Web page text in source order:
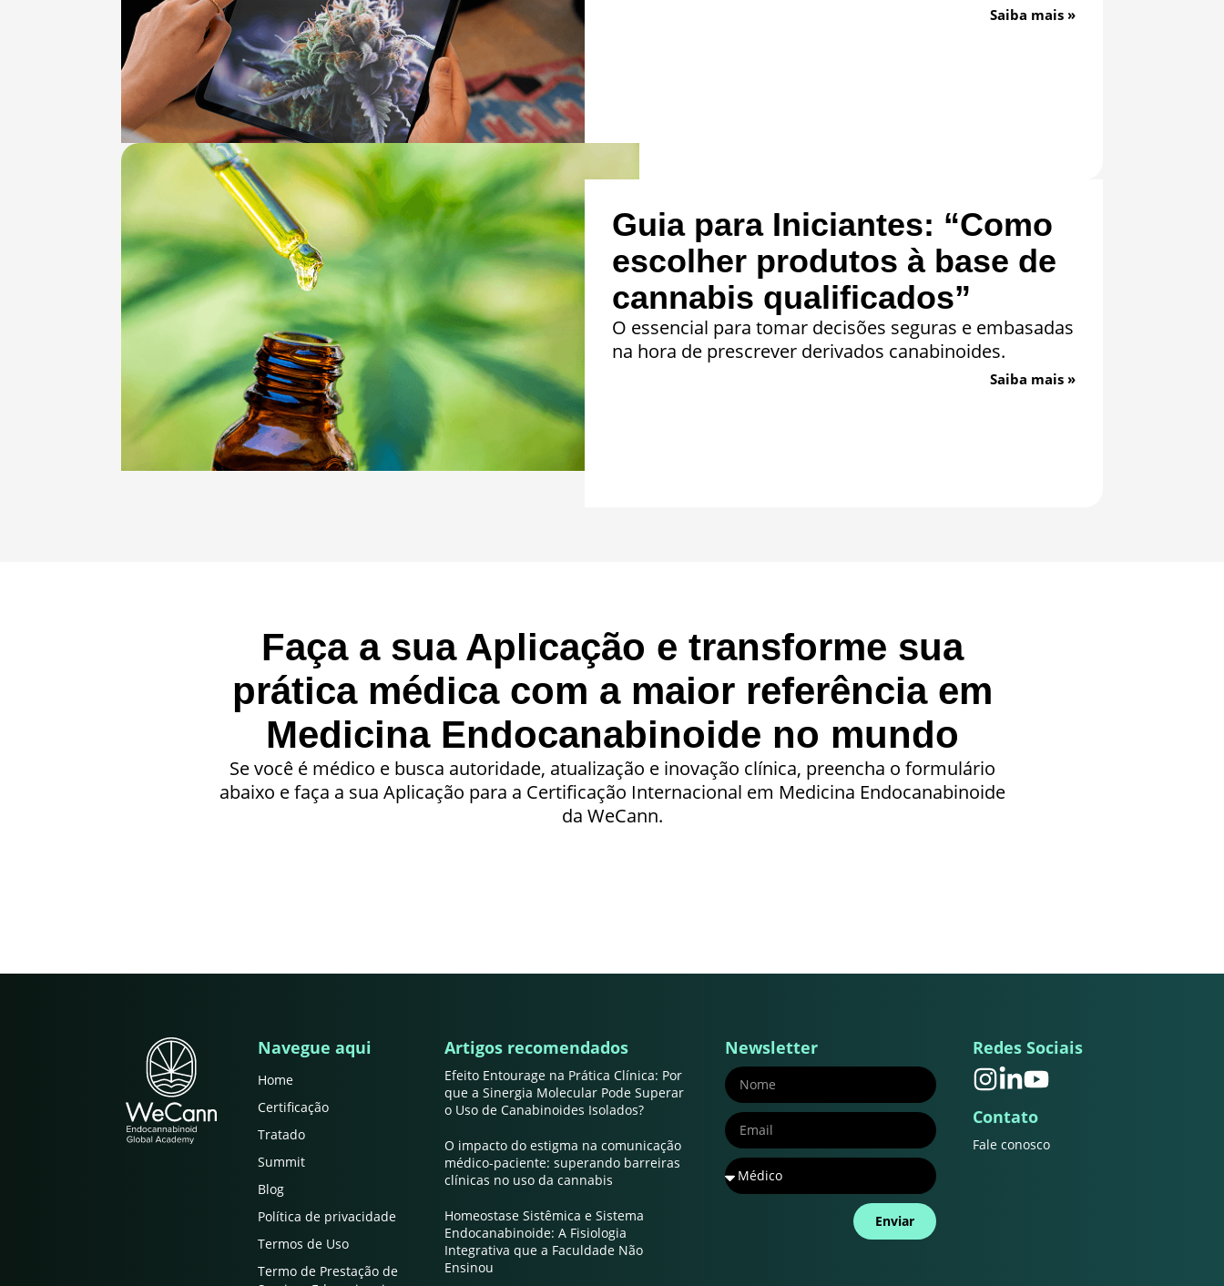
Saiba mais »
Guia para Iniciantes: “Como
escolher produtos à base de
cannabis qualificados”
O essencial para tomar decisões seguras e embasadas
na hora de prescrever derivados canabinoides.
Saiba mais »
Faça a sua Aplicação e transforme sua
prática médica com a maior referência em
Medicina Endocanabinoide no mundo
Se você é médico e busca autoridade, atualização e inovação clínica, preencha o formulário
abaixo e faça a sua Aplicação para a Certificação Internacional em Medicina Endocanabinoide
da WeCann.
Navegue aqui
Home
Certificação
Tratado
Summit
Blog
Política de privacidade
Termos de Uso
Termo de Prestação de
Artigos recomendados
Efeito Entourage na Prática Clínica: Por
que a Sinergia Molecular Pode Superar
o Uso de Canabinoides Isolados?
O impacto do estigma na comunicação
médico-paciente: superando barreiras
clínicas no uso da cannabis
Homeostase Sistêmica e Sistema
Endocanabinoide: A Fisiologia
Integrativa que a Faculdade Não
Ensinou
Newsletter
Enviar
Redes Sociais
Contato
Fale conosco